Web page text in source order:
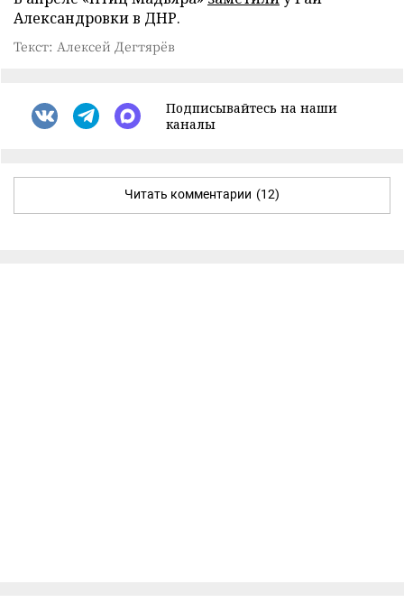
Александровки в ДНР.
Текст: Алексей Дегтярёв
Подписывайтесь на наши
каналы
Читать комментарии (12)